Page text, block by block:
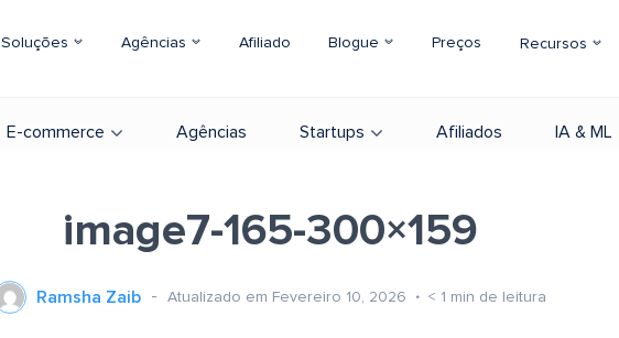
Soluções Agências Afiliado Blogue Preços Recursos
E-commerce Agências Startups Afiliados IA & ML
image7-165-300×159
Ramsha Zaib Atualizado em Fevereiro 10, 2026 < 1 min de leitura